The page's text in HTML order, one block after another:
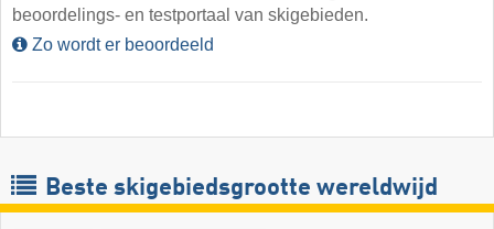
beoordelings- en testportaal van skigebieden.
Zo wordt er beoordeeld
Beste skigebiedsgrootte wereldwijd